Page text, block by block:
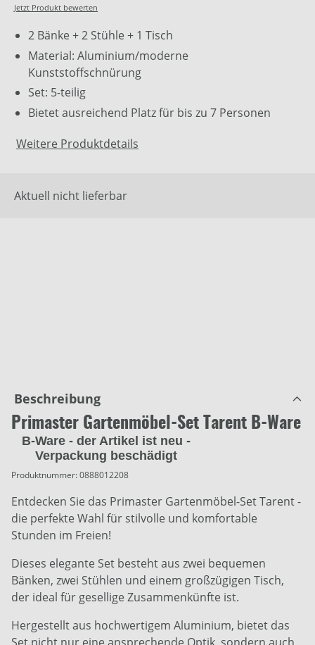
Jetzt Produkt bewerten
2 Bänke + 2 Stühle + 1 Tisch
Material: Aluminium/moderne
Kunststoffschnürung
Set: 5-teilig
Bietet ausreichend Platz für bis zu 7 Personen
Weitere Produktdetails
Aktuell nicht lieferbar
Beschreibung
Primaster Gartenmöbel-Set Tarent B-Ware
B-Ware - der Artikel ist neu -
Verpackung beschädigt
Produktnummer:0888012208
Entdecken Sie das Primaster Gartenmöbel-Set Tarent -
die perfekte Wahl für stilvolle und komfortable
Stunden im Freien!
Dieses elegante Set besteht aus zwei bequemen
Bänken, zwei Stühlen und einem großzügigen Tisch,
der ideal für gesellige Zusammenkünfte ist.
Hergestellt aus hochwertigem Aluminium, bietet das